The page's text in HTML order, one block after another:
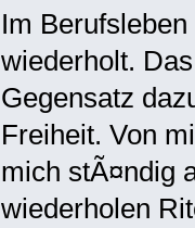
Im
wiederholt.
Gegensatz
Freiheit. Von
mich stÃ¤ndig
wiederholen